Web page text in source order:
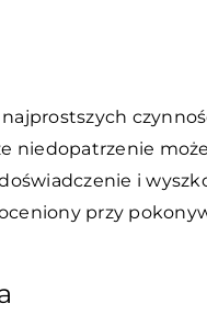
niedopatrzenie
i
przy